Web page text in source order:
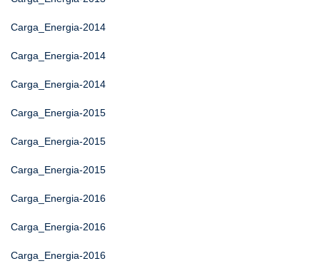
Carga_Energia-2014
Carga_Energia-2014
Carga_Energia-2014
Carga_Energia-2015
Carga_Energia-2015
Carga_Energia-2015
Carga_Energia-2016
Carga_Energia-2016
Carga_Energia-2016